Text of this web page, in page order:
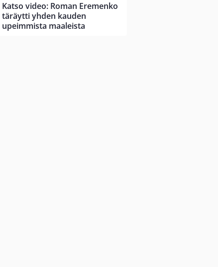
Katso video: Roman Eremenko
täräytti yhden kauden
upeimmista maaleista